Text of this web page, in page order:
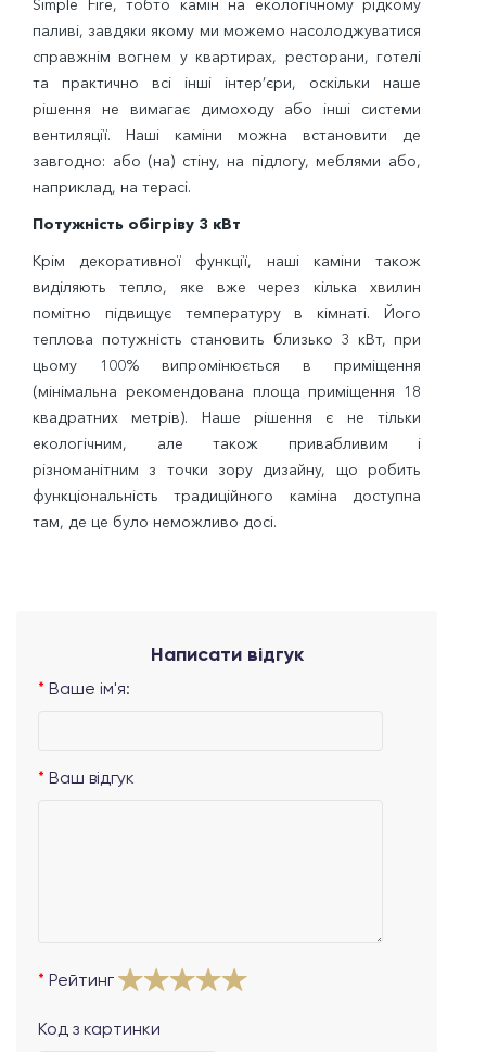
Simple Fire, тобто камін на екологічному рідкому
паливі, завдяки якому ми можемо насолоджуватися
справжнім вогнем у квартирах, ресторани, готелі
та практично всі інші інтер’єри, оскільки наше
рішення не вимагає димоходу або інші системи
вентиляції. Наші каміни можна встановити де
завгодно: або (на) стіну, на підлогу, меблями або,
наприклад, на терасі.
Потужність обігріву 3 кВт
Крім декоративної функції, наші каміни також
виділяють тепло, яке вже через кілька хвилин
помітно підвищує температуру в кімнаті. Його
теплова потужність становить близько 3 кВт, при
цьому 100% випромінюється в приміщення
(мінімальна рекомендована площа приміщення 18
квадратних метрів). Наше рішення є не тільки
екологічним, але також привабливим і
різноманітним з точки зору дизайну, що робить
функціональність традиційного каміна доступна
там, де це було неможливо досі.
Написати відгук
Ваше ім'я:
Ваш відгук
Рейтинг
Код з картинки